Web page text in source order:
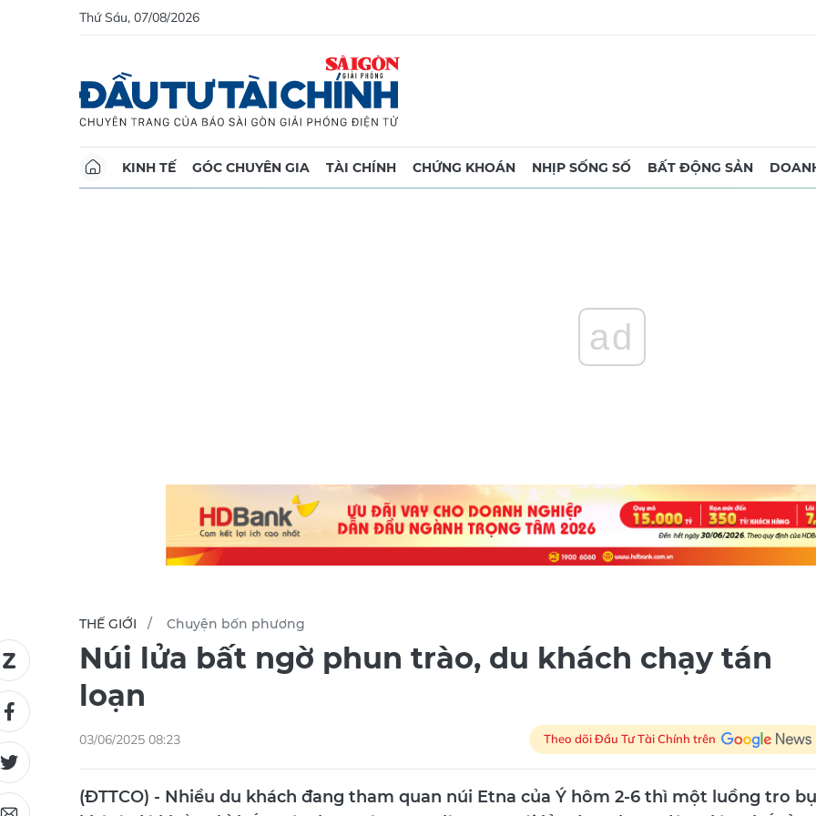
Thứ Sáu, 07/08/2026
KINH TẾ GÓC CHUYÊN GIA TÀI CHÍNH CHỨNG KHOÁN NHỊP SỐNG SỐ BẤT ĐỘNG SẢN
ad
THẾ GIỚI Chuyện bốn phương
Núi lửa bất ngờ phun trào, du khách chạy tán
loạn
03/06/2025 08:23 Theo dõi Đầu Tư Tài Chính trên
(ĐTTCO) - Nhiều du khách đang tham quan núi Etna của Ý hôm 2-6 thì một luồng tro